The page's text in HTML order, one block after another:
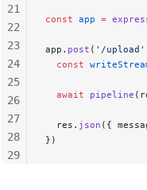
const app =
app. post ( '/upload'
  const
  await
pipeline
  res.
json ({
})
21
22
23
24
25
26
27
28
29